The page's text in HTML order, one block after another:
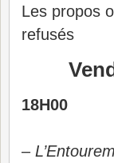
Les propos
refusés
18H00
–